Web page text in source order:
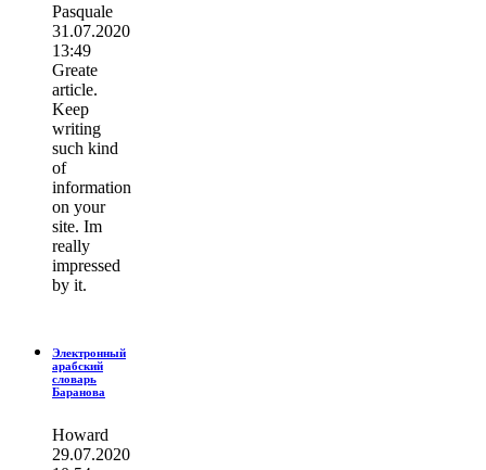
Pasquale
31.07.2020
13:49
Greate
article.
Keep
writing
such kind
of
information
on your
site. Im
really
impressed
by it.
Электронный
арабский
словарь
Баранова
Howard
29.07.2020